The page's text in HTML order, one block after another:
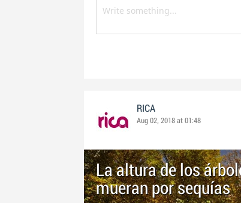
RICA
Aug 02, 2018 at 01:48
La altura de los
mueran por sequías